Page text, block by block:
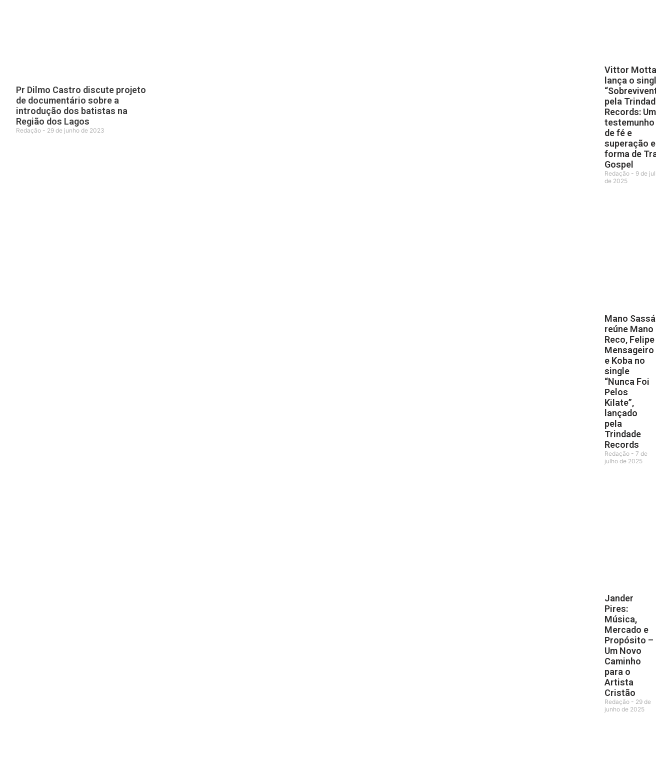
Pr Dilmo Castro discute projeto
de documentário sobre a
introdução dos batistas na
Região dos Lagos
Redação 29 de junho de 2023
Vittor Motta
lança o single
“Sobrevivente”
pela Trindade
Records: Um
testemunho
de fé e
superação em
forma de Trap
Gospel
Redação
9 de julho
de 2025
Mano Sassá
reúne Mano
Reco, Felipe
Mensageiro
e Koba no
single
“Nunca Foi
Pelos
Kilate”,
lançado
pela
Trindade
Records
Redação
7 de
julho de 2025
Jander
Pires:
Música,
Mercado e
Propósito –
Um Novo
Caminho
para o
Artista
Cristão
Redação
29 de
junho de 2025